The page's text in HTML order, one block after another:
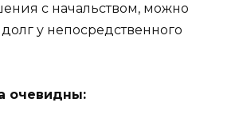
с начальством, можно
у непосредственного
очевидны: